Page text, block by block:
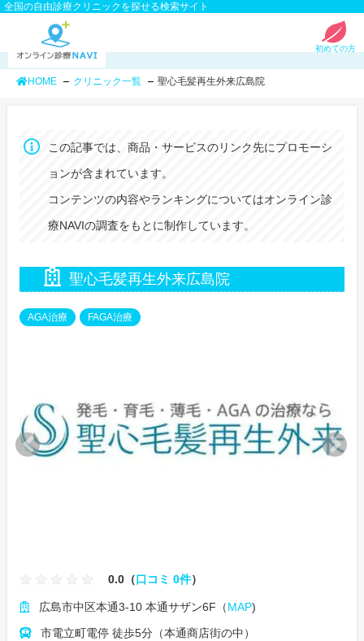
全国の自由診療クリニックを探せる検索サイト
初めての方
HOME クリニック一覧 聖心毛髪再生外来広島院
この記事では、商品・サービスのリンク先にプロモーシ
ョンが含まれています。
コンテンツの内容やランキングについてはオンライン診
療NAVIの調査をもとに制作しています。
聖心毛髪再生外来広島院
AGA治療 FAGA治療
0.0（ 口コミ 0件）
広島市中区本通3-10 本通サザン6F（MAP)
市電立町電停 徒歩5分（本通商店街の中）